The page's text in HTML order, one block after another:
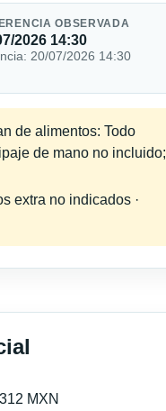
OBSERVADA
2026 14:30
20/07/2026 14:30
de alimentos: Todo
de mano no incluido;
extra no indicados ·
MXN